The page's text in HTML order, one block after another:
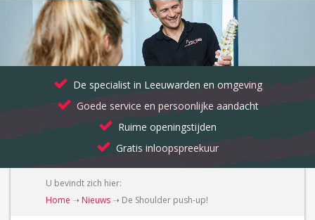
De specialist in Leeuwarden en omgeving
Goede service en persoonlijke aandacht
Ruime openingstijden
Gratis inloopspreekuur
U bevindt zich hier:
Home ➝ Nieuws ➝ De Shoulder push-up!